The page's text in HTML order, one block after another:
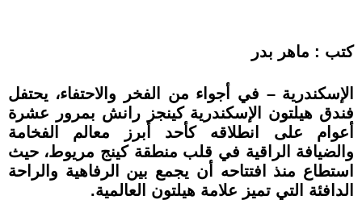
كتب : ماهر بدر
الإسكندرية – في أجواء من الفخر والاحتفاء، يحتفل
فندق هيلتون الإسكندرية كينجز رانش بمرور عشرة
أعوام على انطلاقه كأحد أبرز معالم الفخامة
والضيافة الراقية في قلب منطقة كينج مريوط، حيث
استطاع منذ افتتاحه أن يجمع بين الرفاهية والراحة
الدافئة التي تميز علامة هيلتون العالمية.